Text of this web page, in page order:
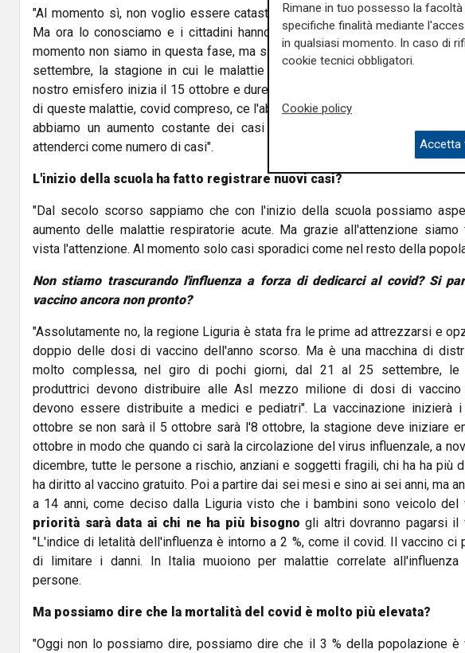
"Al momento sì, non voglio essere catastrofista ma realista senza illudere
Ma ora lo conosciamo e i cittadini hanno imparato le misure per limitare
momento non siamo in questa fase, ma siamo in una fase di transizione.
settembre, la stagione in cui le malattie respiratorie acute si diffondono di
nostro emisfero inizia il 15 ottobre e durerà sino al 15 aprile. Ma di solito il
di queste malattie, covid compreso, ce l'abbiamo nei mesi di dicembre e
abbiamo un aumento costante dei casi ma in sintonia con quanto noi
attenderci come numero di casi".
L'inizio della scuola ha fatto registrare nuovi casi?
"Dal secolo scorso sappiamo che con l'inizio della scuola possiamo
aumento delle malattie respiratorie acute. Ma grazie all'attenzione siamo
vista l'attenzione. Al momento solo casi sporadici come nel resto della
Non stiamo trascurando l'influenza a forza di dedicarci al covid? Si
vaccino ancora non pronto?
"Assolutamente no, la regione Liguria è stata fra le prime ad attrezzarsi e
doppio delle dosi di vaccino dell'anno scorso. Ma è una macchina di
molto complessa, nel giro di pochi giorni, dal 21 al 25 settembre, le
produttrici devono distribuire alle Asl mezzo milione di dosi di
devono essere distribuite a medici e pediatri". La vaccinazione inizierà
ottobre se non sarà il 5 ottobre sarà l'8 ottobre, la stagione deve iniziare
ottobre in modo che quando ci sarà la circolazione del virus influenzale, a
dicembre, tutte le persone a rischio, anziani e soggetti fragili, chi ha ha più
ha diritto al vaccino gratuito. Poi a partire dai sei mesi e sino ai sei anni, ma
a 14 anni, come deciso dalla Liguria visto che i bambini sono veicolo del
priorità sarà data ai chi ne ha più bisogno gli altri dovranno pagarsi il
"L'indice di letalità dell'influenza è intorno a 2 %, come il covid. Il vaccino ci
di limitare i danni. In Italia muoiono per malattie correlate all'influenza
persone.
Ma possiamo dire che la mortalità del covid è molto più elevata?
"Oggi non lo possiamo dire, possiamo dire che il 3 % della popolazione è
Rimane in tuo possesso la
specifiche finalità mediante
in qualsiasi momento. In caso di
cookie tecnici obbligatori.
Cookie policy
Accetta